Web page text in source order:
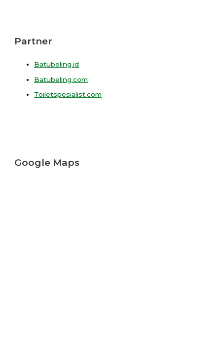
Partner
Batubeling.id
Batubeling.com
Toiletspesialist.com
Google Maps